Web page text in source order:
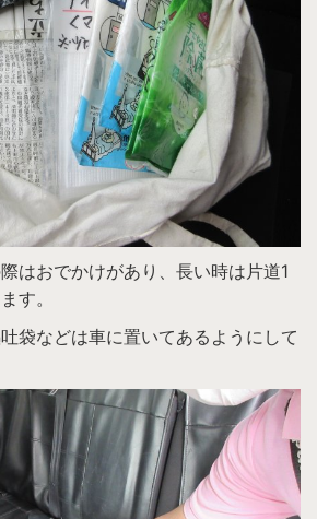
はおでかけがあり、長い時は片道1
す。
袋などは車に置いてあるようにして